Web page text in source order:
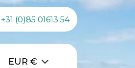
+31 (0)85 01613 54
EUR €